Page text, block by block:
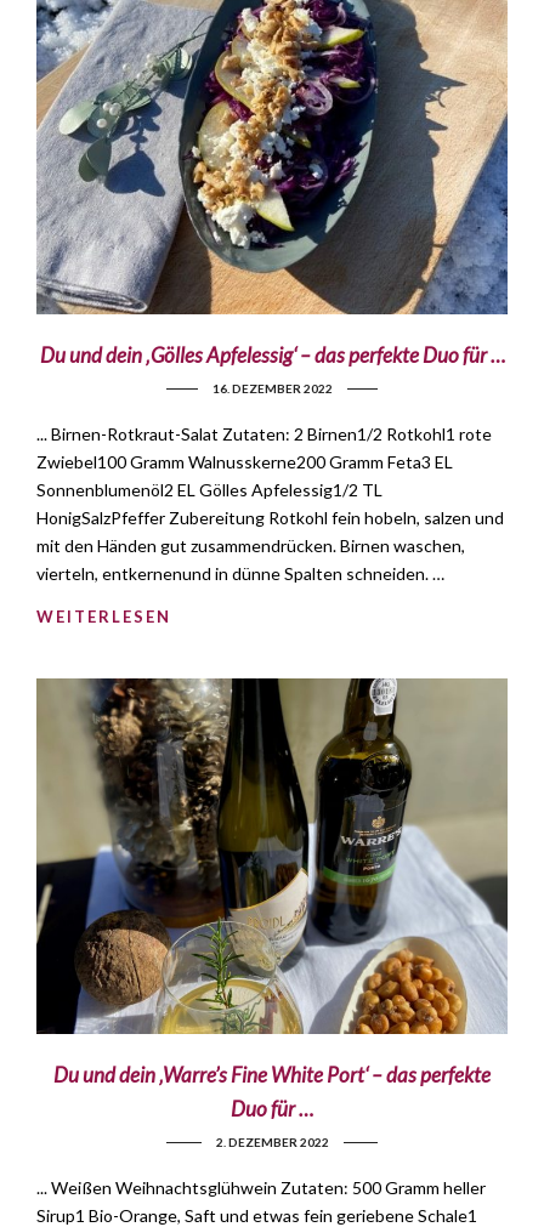
Du und dein ‚Gölles Apfelessig‘ – das perfekte Duo für …
16. DEZEMBER 2022
... Birnen-Rotkraut-Salat Zutaten: 2 Birnen1/2 Rotkohl1 rote
Zwiebel100 Gramm Walnusskerne200 Gramm Feta3 EL
Sonnenblumenöl2 EL Gölles Apfelessig1/2 TL
HonigSalzPfeffer Zubereitung Rotkohl fein hobeln, salzen und
mit den Händen gut zusammendrücken. Birnen waschen,
vierteln, entkernenund in dünne Spalten schneiden. …
WEITERLESEN
Du und dein ‚Warre’s Fine White Port‘ – das perfekte
Duo für …
2. DEZEMBER 2022
... Weißen Weihnachtsglühwein Zutaten: 500 Gramm heller
Sirup1 Bio-Orange, Saft und etwas fein geriebene Schale1